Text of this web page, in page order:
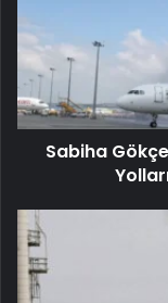
Sabiha